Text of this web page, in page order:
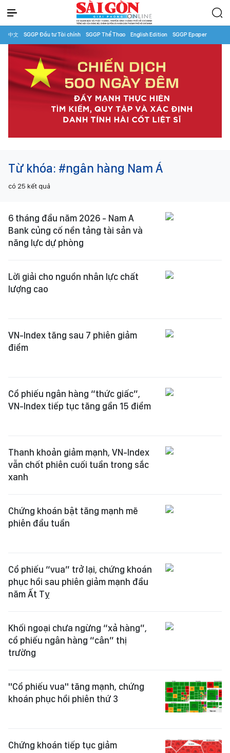
中文 SGGP Đầu tư Tài chính SGGP Thể Thao English Edition SGGP Epaper
Từ khóa: #ngân hàng Nam Á
có 25 kết quả
6 tháng đầu năm 2026 - Nam A
Bank củng cố nền tảng tài sản và
năng lực dự phòng
Lời giải cho nguồn nhân lực chất
lượng cao
VN-Index tăng sau 7 phiên giảm
điểm
Cổ phiếu ngân hàng “thức giấc”,
VN-Index tiếp tục tăng gần 15 điểm
Thanh khoản giảm mạnh, VN-Index
vẫn chốt phiên cuối tuần trong sắc
xanh
Chứng khoán bật tăng mạnh mẽ
phiên đầu tuần
Cổ phiếu “vua” trở lại, chứng khoán
phục hồi sau phiên giảm mạnh đầu
năm Ất Tỵ
Khối ngoại chưa ngừng “xả hàng”,
cổ phiếu ngân hàng “cân” thị
trường
"Cổ phiếu vua" tăng mạnh, chứng
khoán phục hồi phiên thứ 3
Chứng khoán tiếp tục giảm